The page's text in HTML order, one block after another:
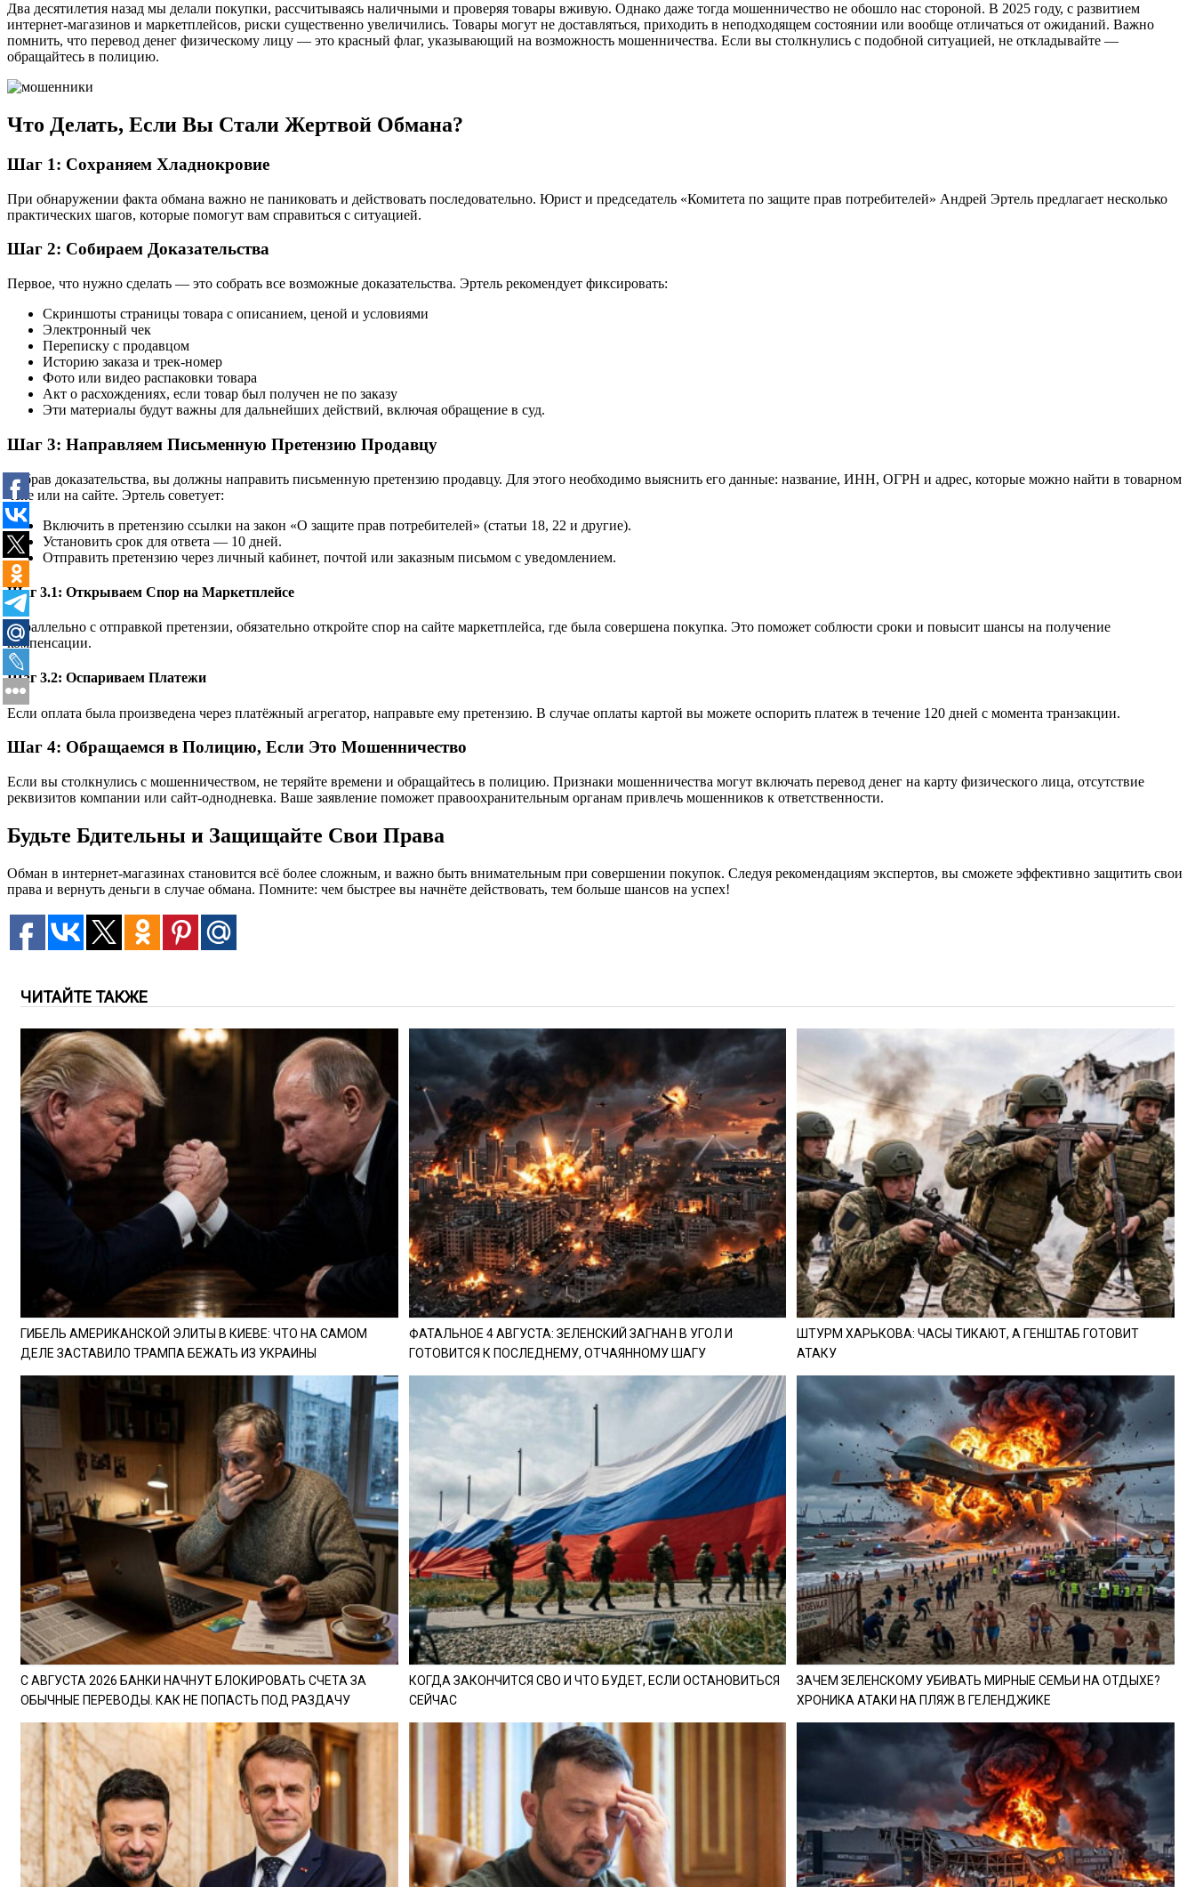
Два десятилетия назад мы делали покупки, рассчитываясь наличными и проверяя товары вживую. Однако даже тогда мошенничество не обошло нас стороной. В 2025 году, с развитием
интернет-магазинов и маркетплейсов, риски существенно увеличились. Товары могут не доставляться, приходить в неподходящем состоянии или вообще отличаться от ожиданий. Важно
помнить, что перевод денег физическому лицу — это красный флаг, указывающий на возможность мошенничества. Если вы столкнулись с подобной ситуацией, не откладывайте —
обращайтесь в полицию.
Что Делать, Если Вы Стали Жертвой Обмана?
Шаг 1: Сохраняем Хладнокровие
При обнаружении факта обмана важно не паниковать и действовать последовательно. Юрист и председатель «Комитета по защите прав потребителей» Андрей Эртель предлагает несколько
практических шагов, которые помогут вам справиться с ситуацией.
Шаг 2: Собираем Доказательства
Первое, что нужно сделать — это собрать все возможные доказательства. Эртель рекомендует фиксировать:
Скриншоты страницы товара с описанием, ценой и условиями
Электронный чек
Переписку с продавцом
Историю заказа и трек-номер
Фото или видео распаковки товара
Акт о расхождениях, если товар был получен не по заказу
Эти материалы будут важны для дальнейших действий, включая обращение в суд.
Шаг 3: Направляем Письменную Претензию Продавцу
Собрав доказательства, вы должны направить письменную претензию продавцу. Для этого необходимо выяснить его данные: название, ИНН, ОГРН и адрес, которые можно найти в товарном
чеке или на сайте. Эртель советует:
Включить в претензию ссылки на закон «О защите прав потребителей» (статьи 18, 22 и другие).
Установить срок для ответа — 10 дней.
Отправить претензию через личный кабинет, почтой или заказным письмом с уведомлением.
Шаг 3.1: Открываем Спор на Маркетплейсе
Параллельно с отправкой претензии, обязательно откройте спор на сайте маркетплейса, где была совершена покупка. Это поможет соблюсти сроки и повысит шансы на получение
компенсации.
Шаг 3.2: Оспариваем Платежи
Если оплата была произведена через платёжный агрегатор, направьте ему претензию. В случае оплаты картой вы можете оспорить платеж в течение 120 дней с момента транзакции.
Шаг 4: Обращаемся в Полицию, Если Это Мошенничество
Если вы столкнулись с мошенничеством, не теряйте времени и обращайтесь в полицию. Признаки мошенничества могут включать перевод денег на карту физического лица, отсутствие
реквизитов компании или сайт-однодневка. Ваше заявление поможет правоохранительным органам привлечь мошенников к ответственности.
Будьте Бдительны и Защищайте Свои Права
Обман в интернет-магазинах становится всё более сложным, и важно быть внимательным при совершении покупок. Следуя рекомендациям экспертов, вы сможете эффективно защитить свои
права и вернуть деньги в случае обмана. Помните: чем быстрее вы начнёте действовать, тем больше шансов на успех!
ЧИТАЙТЕ ТАКЖЕ
ГИБЕЛЬ АМЕРИКАНСКОЙ ЭЛИТЫ В КИЕВЕ: ЧТО НА САМОМ
ДЕЛЕ ЗАСТАВИЛО ТРАМПА БЕЖАТЬ ИЗ УКРАИНЫ
ФАТАЛЬНОЕ 4 АВГУСТА: ЗЕЛЕНСКИЙ ЗАГНАН В УГОЛ И
ГОТОВИТСЯ К ПОСЛЕДНЕМУ, ОТЧАЯННОМУ ШАГУ
ШТУРМ ХАРЬКОВА: ЧАСЫ ТИКАЮТ, А ГЕНШТАБ ГОТОВИТ
АТАКУ
С АВГУСТА 2026 БАНКИ НАЧНУТ БЛОКИРОВАТЬ СЧЕТА ЗА
ОБЫЧНЫЕ ПЕРЕВОДЫ. КАК НЕ ПОПАСТЬ ПОД РАЗДАЧУ
КОГДА ЗАКОНЧИТСЯ СВО И ЧТО БУДЕТ, ЕСЛИ ОСТАНОВИТЬСЯ
СЕЙЧАС
ЗАЧЕМ ЗЕЛЕНСКОМУ УБИВАТЬ МИРНЫЕ СЕМЬИ НА ОТДЫХЕ?
ХРОНИКА АТАКИ НА ПЛЯЖ В ГЕЛЕНДЖИКЕ